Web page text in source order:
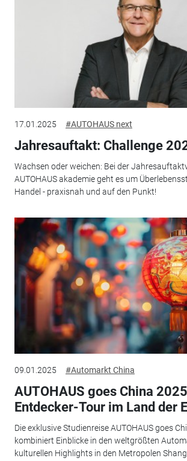
17.01.2025 #AUTOHAUS next
Jahresauftakt: Challenge
Wachsen oder weichen: Bei der
AUTOHAUS akademie geht es um
Handel - praxisnah und auf den Punkt!
09.01.2025 #Automarkt China
AUTOHAUS goes China
Entdecker-Tour im Land der
Die exklusive Studienreise AUTOHAUS goes
kombiniert Einblicke in den weltgrößten
kulturellen Highlights in den Metropolen